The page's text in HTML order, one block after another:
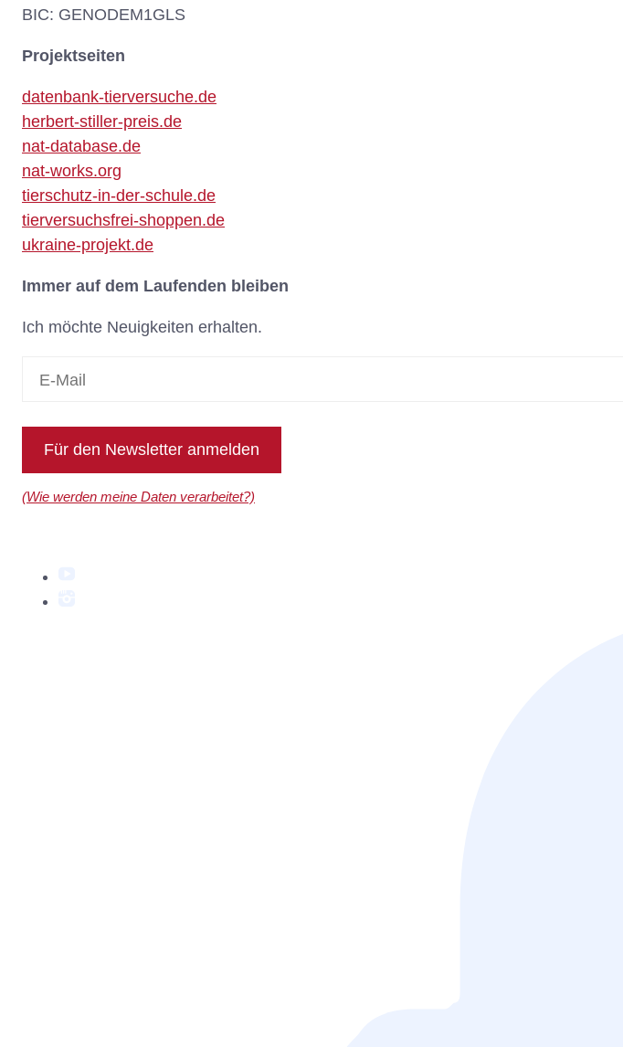
BIC: GENODEM1GLS
Projektseiten
datenbank-tierversuche.de
herbert-stiller-preis.de
nat-database.de
nat-works.org
tierschutz-in-der-schule.de
tierversuchsfrei-shoppen.de
ukraine-projekt.de
Immer auf dem Laufenden bleiben
Ich möchte Neuigkeiten erhalten.
Für den Newsletter anmelden
(Wie werden meine Daten verarbeitet?)